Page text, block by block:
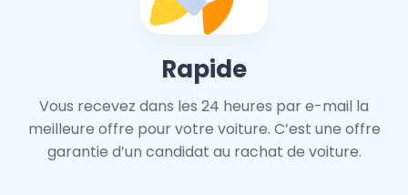
Rapide
Vous recevez dans les 24 heures par e-mail la
meilleure offre pour votre voiture. C’est une offre
garantie d’un candidat au rachat de voiture.